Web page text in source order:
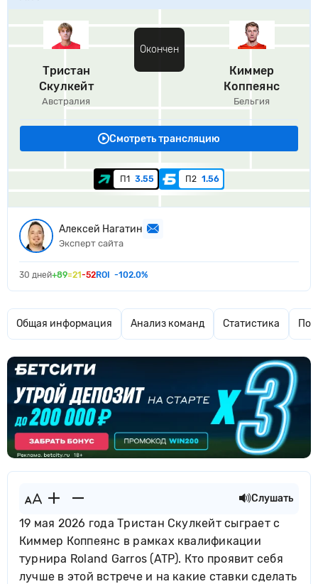
Тристан
Скулкейт
Австралия
Окончен
Киммер
Коппеянс
Бельгия
Смотреть трансляцию
П1 3.55 П2 1.56
Алексей Нагатин
Эксперт сайта
30 дней+89=21 -52ROI -102.0%
Общая информация Анализ команд Статистика
Слушать
19 мая 2026 года Тристан Скулкейт сыграет с
Киммер Коппеянс в рамках квалификации
турнира Roland Garros (ATP). Кто проявит себя
лучше в этой встрече и на какие ставки сделать